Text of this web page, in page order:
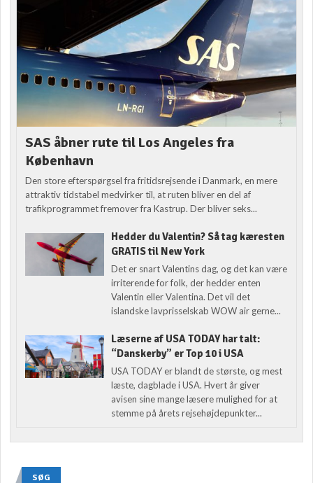
SAS åbner rute til Los Angeles fra
København
Den store efterspørgsel fra fritidsrejsende i Danmark, en mere
attraktiv tidstabel medvirker til, at ruten bliver en del af
trafikprogrammet fremover fra Kastrup. Der bliver seks...
Hedder du Valentin? Så tag kæresten
GRATIS til New York
Det er snart Valentins dag, og det kan være
irriterende for folk, der hedder enten
Valentin eller Valentina. Det vil det
islandske lavprisselskab WOW air gerne...
Læserne af USA TODAY har talt:
“Danskerby” er Top 10 i USA
USA TODAY er blandt de største, og mest
læste, dagblade i USA. Hvert år giver
avisen sine mange læsere mulighed for at
stemme på årets rejsehøjdepunkter...
SØG